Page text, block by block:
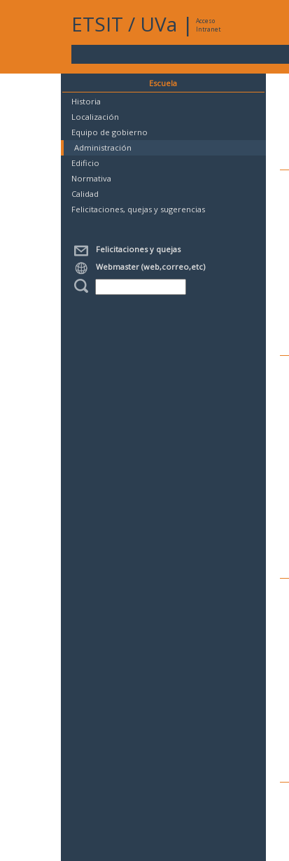
ETSIT / UVa |
Acceso
Intranet
Escuela
Historia
Localización
Equipo de gobierno
Administración
Edificio
Normativa
Calidad
Felicitaciones, quejas y sugerencias
Felicitaciones y quejas
Webmaster (web,correo,etc)